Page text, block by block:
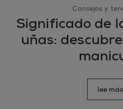
Consejos y
Significado de
uñas:
lee más